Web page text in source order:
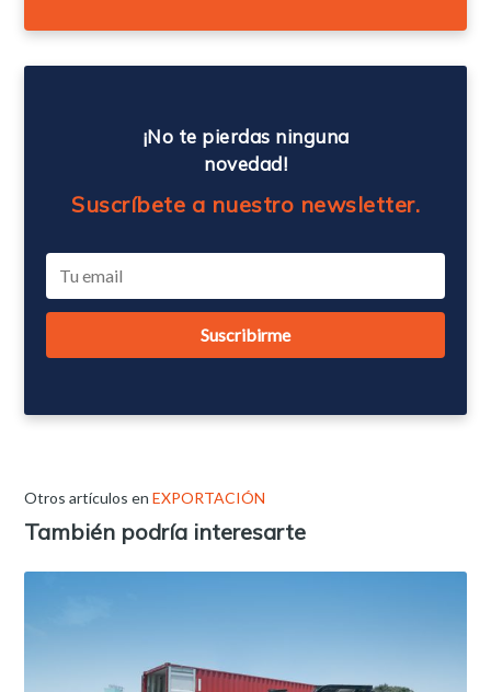
¡No te pierdas ninguna
novedad!
Suscríbete a nuestro newsletter.
Otros artículos enEXPORTACIÓN
También podría interesarte